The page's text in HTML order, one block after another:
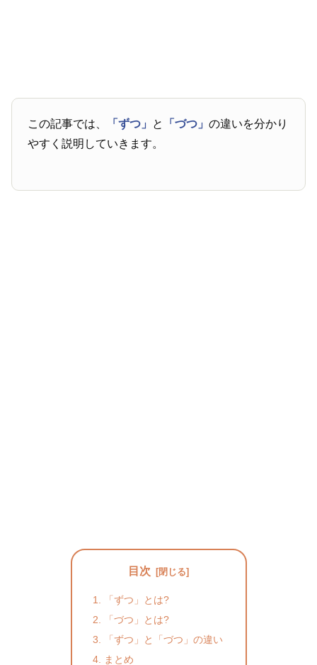
この記事では、 「ずつ」 と 「づつ」の違いを分かり
やすく説明していきます。
目次
「ずつ」とは?
「づつ」とは?
「ずつ」と「づつ」の違い
まとめ